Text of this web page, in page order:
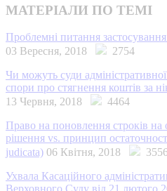
МАТЕРІАЛИ ПО ТЕМІ
Проблемні питання
03 Вересня, 2018
2754
Чи можуть суди
спори про стягнення коштів за
13 Червня, 2018
4464
Право на поновлення строків на
рішення vs. принцип
judicata) 06 Квітня, 2018
Ухвала Касаційного